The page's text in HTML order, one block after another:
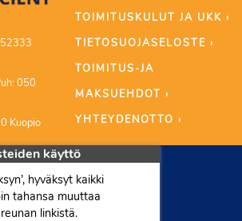
050
Kuopio
TOIMITUSKULUT JA UKK ›
TIETOSUOJASELOSTE ›
TOIMITUS-JA
MAKSUEHDOT ›
YHTEYDENOTTO ›
käyttö
hyväksyt kaikki
tahansa muuttaa
linkistä.